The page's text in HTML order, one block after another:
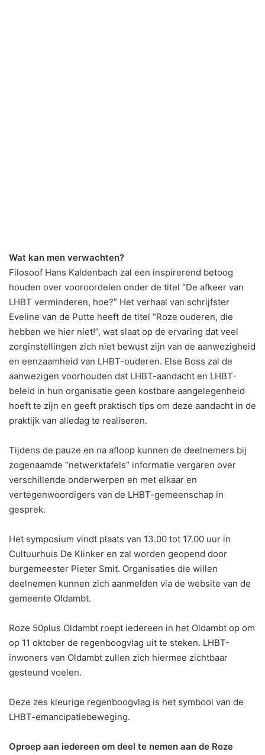
Wat kan men verwachten?
Filosoof Hans Kaldenbach zal een inspirerend betoog
houden over vooroordelen onder de titel “De afkeer van
LHBT verminderen, hoe?” Het verhaal van schrijfster
Eveline van de Putte heeft de titel “Roze ouderen, die
hebben we hier niet!”, wat slaat op de ervaring dat veel
zorginstellingen zich niet bewust zijn van de aanwezigheid
en eenzaamheid van LHBT-ouderen. Else Boss zal de
aanwezigen voorhouden dat LHBT-aandacht en LHBT-
beleid in hun organisatie geen kostbare aangelegenheid
hoeft te zijn en geeft praktisch tips om deze aandacht in de
praktijk van alledag te realiseren.
Tijdens de pauze en na afloop kunnen de deelnemers bij
zogenaamde “netwerktafels” informatie vergaren over
verschillende onderwerpen en met elkaar en
vertegenwoordigers van de LHBT-gemeenschap in
gesprek.
Het symposium vindt plaats van 13.00 tot 17.00 uur in
Cultuurhuis De Klinker en zal worden geopend door
burgemeester Pieter Smit. Organisaties die willen
deelnemen kunnen zich aanmelden via de website van de
gemeente Oldambt.
Roze 50plus Oldambt roept iedereen in het Oldambt op om
op 11 oktober de regenboogvlag uit te steken. LHBT-
inwoners van Oldambt zullen zich hiermee zichtbaar
gesteund voelen.
Deze zes kleurige regenboogvlag is het symbool van de
LHBT-emancipatiebeweging.
Oproep aan iedereen om deel te nemen aan de Roze